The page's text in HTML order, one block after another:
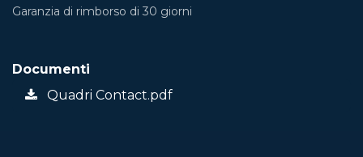
Garanzia di rimborso di 30 giorni
Documenti
Quadri Contact.pdf